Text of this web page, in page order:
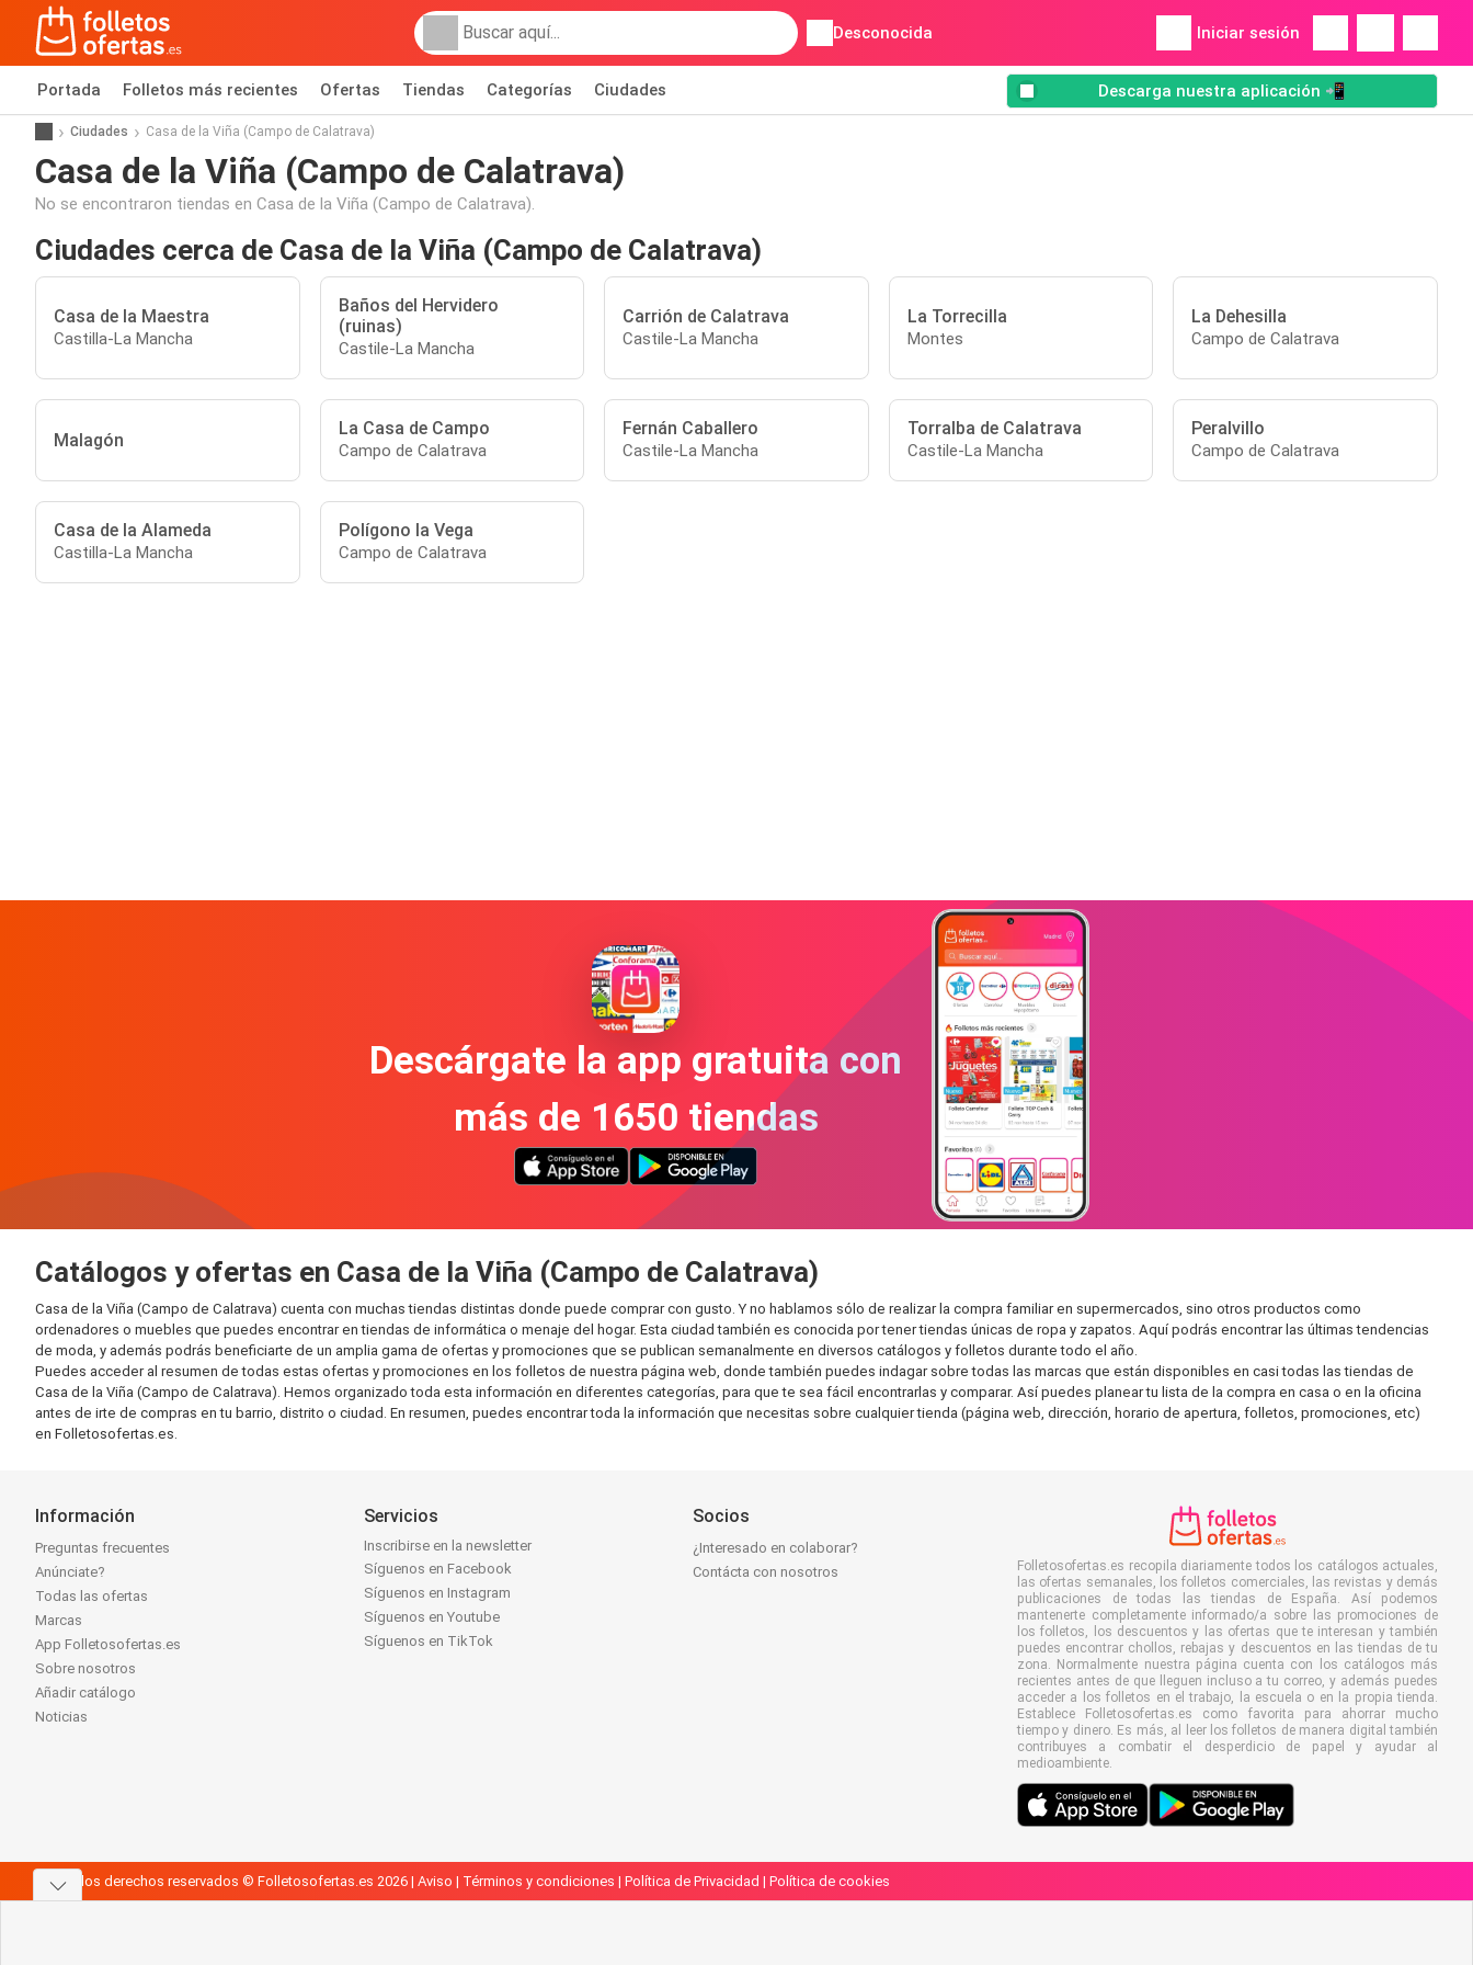
Desconocida Iniciar sesión
Portada Folletos más recientes Ofertas Tiendas Categorías Ciudades Descarga nuestra aplicación 📲
Ciudades Casa de la Viña (Campo de Calatrava)
Casa de la Viña (Campo de Calatrava)
No se encontraron tiendas en Casa de la Viña (Campo de Calatrava).
Ciudades cerca de Casa de la Viña (Campo de Calatrava)
Casa de la Maestra
Castilla-La Mancha
Baños del Hervidero
(ruinas)
Castile-La Mancha
Carrión de Calatrava
Castile-La Mancha
La Torrecilla
Montes
La Dehesilla
Campo de Calatrava
Malagón
La Casa de Campo
Campo de Calatrava
Fernán Caballero
Castile-La Mancha
Torralba de Calatrava
Castile-La Mancha
Peralvillo
Campo de Calatrava
Casa de la Alameda
Castilla-La Mancha
Polígono la Vega
Campo de Calatrava
Descárgate la app gratuita con
más de 1650 tiendas
Catálogos y ofertas en Casa de la Viña (Campo de Calatrava)
Casa de la Viña (Campo de Calatrava) cuenta con muchas tiendas distintas donde puede comprar con gusto. Y no hablamos sólo de realizar la compra familiar en supermercados, sino otros productos como
ordenadores o muebles que puedes encontrar en tiendas de informática o menaje del hogar. Esta ciudad también es conocida por tener tiendas únicas de ropa y zapatos. Aquí podrás encontrar las últimas tendencias
de moda, y además podrás beneficiarte de un amplia gama de ofertas y promociones que se publican semanalmente en diversos catálogos y folletos durante todo el año.
Puedes acceder al resumen de todas estas ofertas y promociones en los folletos de nuestra página web, donde también puedes indagar sobre todas las marcas que están disponibles en casi todas las tiendas de
Casa de la Viña (Campo de Calatrava). Hemos organizado toda esta información en diferentes categorías, para que te sea fácil encontrarlas y comparar. Así puedes planear tu lista de la compra en casa o en la oficina
antes de irte de compras en tu barrio, distrito o ciudad. En resumen, puedes encontrar toda la información que necesitas sobre cualquier tienda (página web, dirección, horario de apertura, folletos, promociones, etc)
en Folletosofertas.es.
Información
Preguntas frecuentes
Anúnciate?
Todas las ofertas
Marcas
App Folletosofertas.es
Sobre nosotros
Añadir catálogo
Noticias
Servicios
Inscribirse en la newsletter
Síguenos en Facebook
Síguenos en Instagram
Síguenos en Youtube
Síguenos en TikTok
Socios
¿Interesado en colaborar?
Contácta con nosotros
Folletosofertas.es recopila diariamente todos los catálogos actuales,
las ofertas semanales, los folletos comerciales, las revistas y demás
publicaciones de todas las tiendas de España. Así podemos
mantenerte completamente informado/a sobre las promociones de
los folletos, los descuentos y las ofertas que te interesan y también
puedes encontrar chollos, rebajas y descuentos en las tiendas de tu
zona. Normalmente nuestra página cuenta con los catálogos más
recientes antes de que lleguen incluso a tu correo, y además puedes
acceder a los folletos en el trabajo, la escuela o en la propia tienda.
Establece Folletosofertas.es como favorita para ahorrar mucho
tiempo y dinero. Es más, al leer los folletos de manera digital también
contribuyes a combatir el desperdicio de papel y ayudar al
medioambiente.
Todos los derechos reservados © Folletosofertas.es 2026 | Aviso | Términos y condiciones | Política de Privacidad | Política de cookies